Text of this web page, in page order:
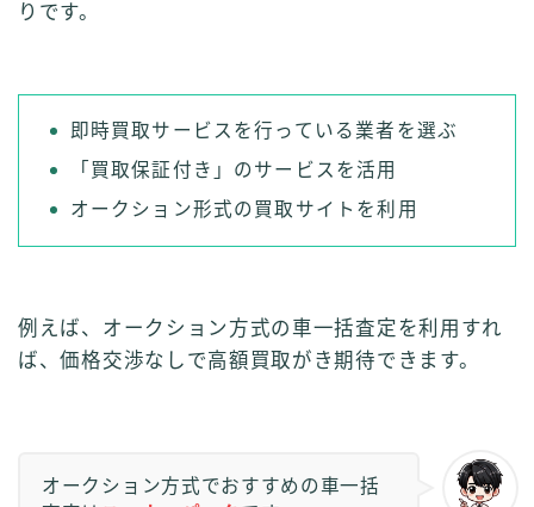
りです。
即時買取サービスを行っている業者を選ぶ
「買取保証付き」のサービスを活用
オークション形式の買取サイトを利用
例えば、オークション方式の車一括査定を利用すれ
ば、価格交渉なしで高額買取がき期待できます。
オークション方式でおすすめの車一括